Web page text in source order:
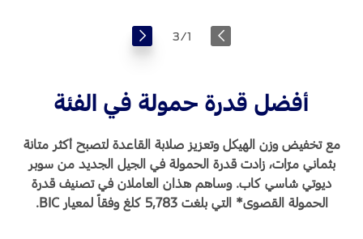
1
/
3
أفضل قدرة حمولة في الفئة
مع تخفيض وزن الهيكل وتعزيز صلابة القاعدة لتصبح أكثر متانة
بثماني مرّات، زادت قدرة الحمولة في الجيل الجديد من سوبر
ديوتي شاسي كاب. وساهم هذان العاملان في تصنيف قدرة
الحمولة القصوى* التي بلغت 5,783 كلغ وفقاً لمعيار BIC.